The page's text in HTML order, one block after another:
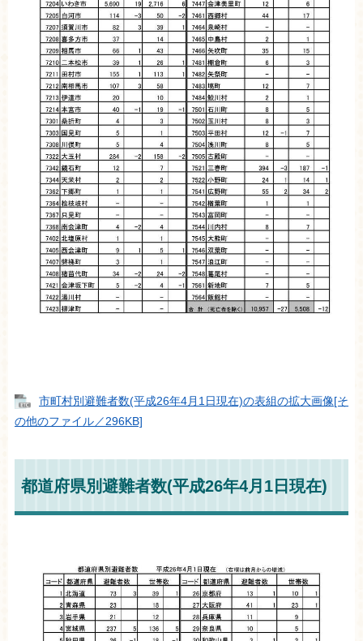
市町村別避難者数(平成26年4月1日現在)の表組の拡大画像[そ
の他のファイル／296KB]
都道府県別避難者数(平成26年4月1日現在)